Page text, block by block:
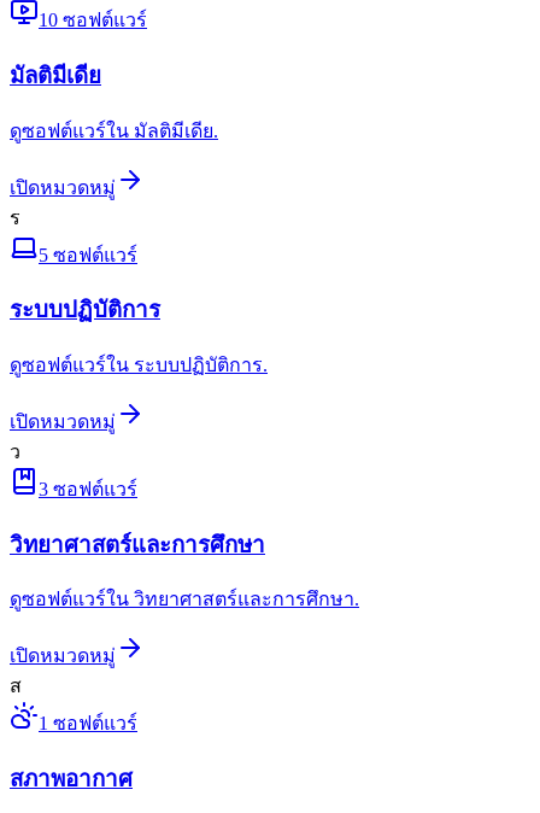
10 ซอฟต์แวร์
มัลติมีเดีย
ดูซอฟต์แวร์ใน มัลติมีเดีย.
เปิดหมวดหมู่
ร
5 ซอฟต์แวร์
ระบบปฏิบัติการ
ดูซอฟต์แวร์ใน ระบบปฏิบัติการ.
เปิดหมวดหมู่
ว
3 ซอฟต์แวร์
วิทยาศาสตร์และการศึกษา
ดูซอฟต์แวร์ใน วิทยาศาสตร์และการศึกษา.
เปิดหมวดหมู่
ส
1 ซอฟต์แวร์
สภาพอากาศ